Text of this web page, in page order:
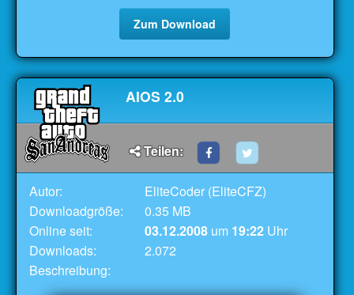
Zum Download
AIOS 2.0
Teilen:
Autor:
EliteCoder (EliteCFZ)
Downloadgröße:
0.35 MB
Online seit:
03.12.2008 um 19:22 Uhr
Downloads:
2.072
Beschreibung: